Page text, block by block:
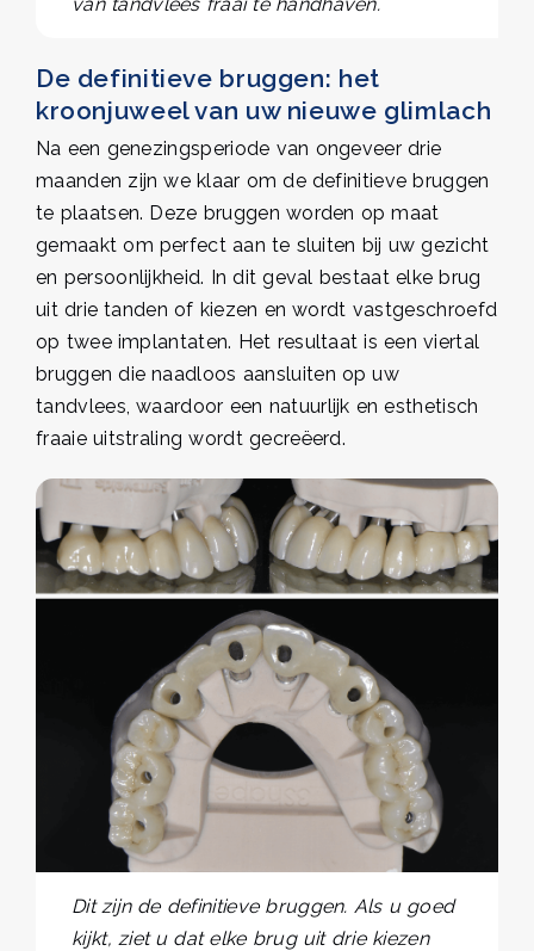
De definitieve bruggen: het
kroonjuweel van uw nieuwe glimlach
Na een genezingsperiode van ongeveer drie
maanden zijn we klaar om de definitieve bruggen
te plaatsen. Deze bruggen worden op maat
gemaakt om perfect aan te sluiten bij uw gezicht
en persoonlijkheid. In dit geval bestaat elke brug
uit drie tanden of kiezen en wordt vastgeschroefd
op twee implantaten. Het resultaat is een viertal
bruggen die naadloos aansluiten op uw
tandvlees, waardoor een natuurlijk en esthetisch
fraaie uitstraling wordt gecreëerd.
Dit zijn de definitieve bruggen. Als u goed
kijkt, ziet u dat elke brug uit drie kiezen